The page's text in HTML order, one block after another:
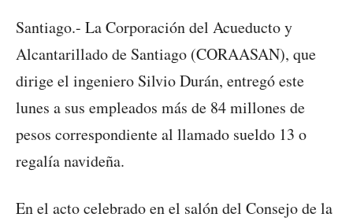
Santiago.- La Corporación del Acueducto y
Alcantarillado de Santiago (CORAASAN), que
dirige el ingeniero Silvio Durán, entregó este
lunes a sus empleados más de 84 millones de
pesos correspondiente al llamado sueldo 13 o
regalía navideña.
En el acto celebrado en el salón del Consejo de la